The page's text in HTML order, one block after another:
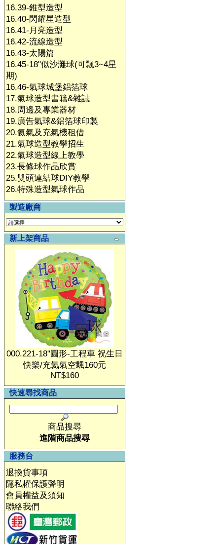
16.39-錐型造型
16.40-閃耀星造型
16.41-月亮造型
16.42-流線造型
16.43-太陽篇
16.45-18"似沙灘球(可飄3~4星
期)
16.46-氣球城堡鋁箔球
17.氣球造型書籍&雜誌
18.周邊及專業器材
19.廣告氣球&鋁箔球印製
20.氦氣及充氣機租借
21.氣球造型教學招生
22.氣球造型線上教學
23.長條球作品欣賞
25.雙頭連結球DIY教學
26.特殊造型氣球作品
製造廠商
新上架商品
000.221-18"圓形-工程車 祝生日
快樂/充氦氣空飄160元
NT$160
快速尋找商品
商品搜尋
進階商品搜尋
服務台
退換貨事項
隱私權保護聲明
會員權益及須知
聯絡我們